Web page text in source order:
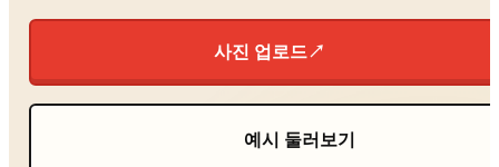
사진 업로드↗
예시 둘러보기